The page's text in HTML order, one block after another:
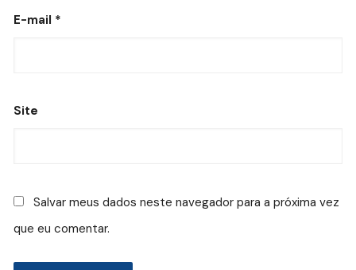
E-mail *
Site
Salvar meus dados neste navegador para a próxima vez
que eu comentar.